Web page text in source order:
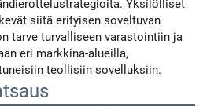
Yksilölliset
siitä erityisen soveltuvan
tarve turvalliseen varastointiin ja
eri markkina-alueilla,
teollisiin sovelluksiin.